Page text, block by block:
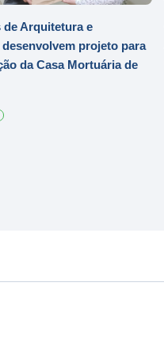
de Arquitetura e
projeto para
da Casa Mortuária de